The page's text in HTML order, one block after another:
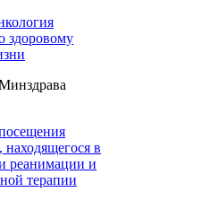
здоровому
находящегося в
реанимации и
терапии